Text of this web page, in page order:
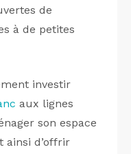
de
à de petites
investir
aux lignes
son espace
ainsi d’offrir